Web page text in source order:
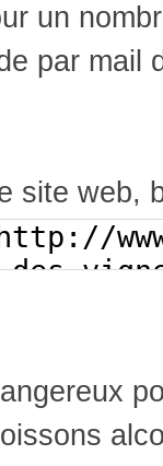
un
par mail
site web,